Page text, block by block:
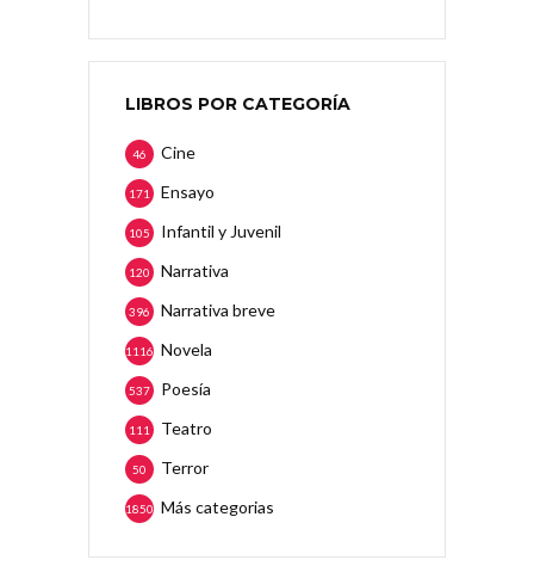
LIBROS POR CATEGORÍA
Cine
46
Ensayo
171
Infantil y Juvenil
105
Narrativa
120
Narrativa breve
396
Novela
1116
Poesía
537
Teatro
111
Terror
50
Más categorias
1850